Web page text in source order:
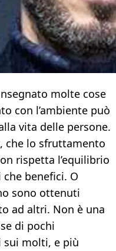
molte cose
con l’ambiente può
vita delle persone.
che lo sfruttamento
rispetta l’equilibrio
benefici. O
sono ottenuti
ad altri. Non è una
di pochi
sui molti, e più